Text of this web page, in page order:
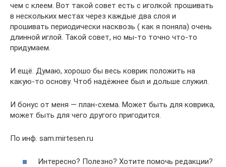
чем с клеем. Вот такой совет есть с иголкой: прошивать
в нескольких местах через каждые два слоя и
прошивать периодически насквозь ( как я поняла) очень
длинной иглой. Такой совет, но мы-то точно что-то
придумаем.
И ещё. Думаю, хорошо бы весь коврик положить на
какую-то основу. Чтоб надёжнее был и дольше служил.
И бонус от меня — план-схема. Может быть для коврика,
может быть для чего другого пригодится.
По инф. sam.mirtesen.ru
Интересно? Полезно? Хотите помочь редакции?